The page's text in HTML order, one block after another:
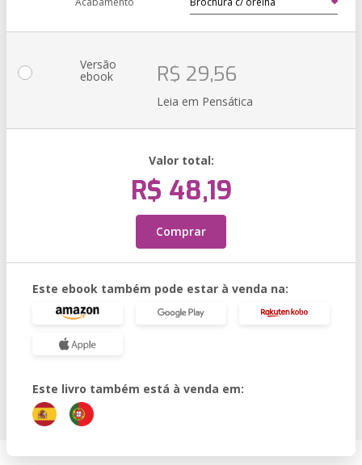
Versão
ebook R$ 29,56
Leia em Pensática
Valor total:
R$ 48,19
Comprar
Este ebook também pode estar à venda na:
Este livro também está à venda em: